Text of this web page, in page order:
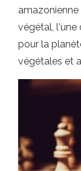
végétal, l'une
pour la
végétales et